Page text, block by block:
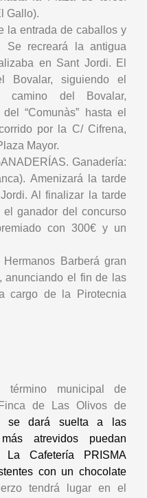
Gallo).
la entrada de caballos y
Se recreará la antigua
en Sant Jordi. El
Bovalar, siguiendo el
camino del Bovalar,
“Comunàs” hasta el
por la C/ Cifrena,
Mayor.
Ganadería:
Amenizará la tarde
Al finalizar la tarde
ganador del concurso
con 300€ y un
Barberá gran
anunciando el fin de las
cargo de la Pirotecnia
término municipal de
de Las Olivos de
se dará suelta a las
atrevidos puedan
La Ca­fetería PRISMA
con un chocolate
tendrá lugar en el